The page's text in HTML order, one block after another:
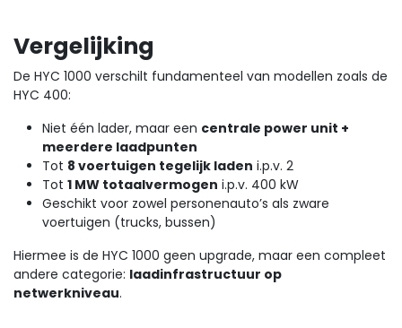
Vergelijking
De HYC 1000 verschilt fundamenteel van modellen zoals de
HYC 400:
Niet één lader, maar een centrale power unit +
meerdere laadpunten
Tot 8 voertuigen tegelijk laden i.p.v. 2
Tot 1 MW totaalvermogen i.p.v. 400 kW
Geschikt voor zowel personenauto’s als zware
voertuigen (trucks, bussen)
Hiermee is de HYC 1000 geen upgrade, maar een compleet
andere categorie: laadinfrastructuur op
netwerkniveau.